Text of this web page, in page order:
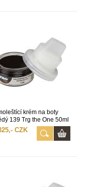
krém na boty
139 Trg the One 50ml
CZK